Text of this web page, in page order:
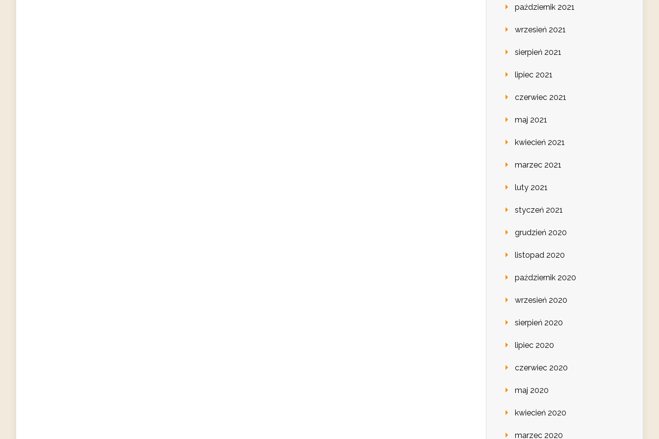
październik 2021
wrzesień 2021
sierpień 2021
lipiec 2021
czerwiec 2021
maj 2021
kwiecień 2021
marzec 2021
luty 2021
styczeń 2021
grudzień 2020
listopad 2020
październik 2020
wrzesień 2020
sierpień 2020
lipiec 2020
czerwiec 2020
maj 2020
kwiecień 2020
marzec 2020